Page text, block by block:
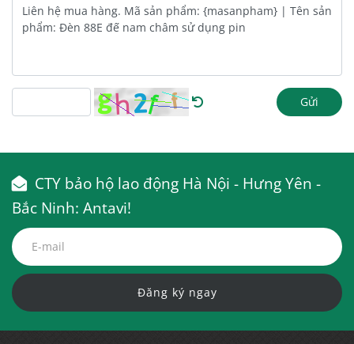
Gửi
CTY bảo hộ lao động Hà Nội - Hưng Yên -
Bắc Ninh: Antavi!
Đăng ký ngay